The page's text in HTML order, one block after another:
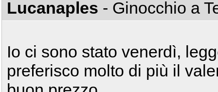
Lucanaples - Ginocchio a
Io ci sono stato venerdì,
preferisco molto di più il